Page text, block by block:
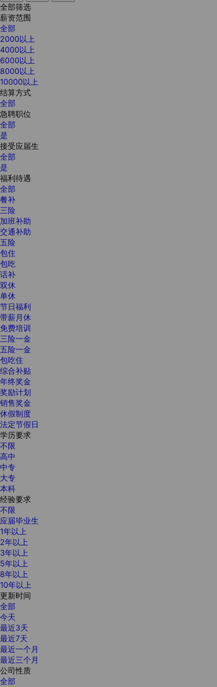
全部筛选
薪资范围
全部
2000以上
4000以上
6000以上
8000以上
10000以上
结算方式
全部
急聘职位
全部
是
接受应届生
全部
是
福利待遇
全部
餐补
三险
加班补助
交通补助
五险
包住
包吃
话补
双休
单休
节日福利
带薪月休
免费培训
三险一金
五险一金
包吃住
综合补贴
年终奖金
奖励计划
销售奖金
休假制度
法定节假日
学历要求
不限
高中
中专
大专
本科
经验要求
不限
应届毕业生
1年以上
2年以上
3年以上
5年以上
8年以上
10年以上
更新时间
全部
今天
最近3天
最近7天
最近一个月
最近三个月
公司性质
全部